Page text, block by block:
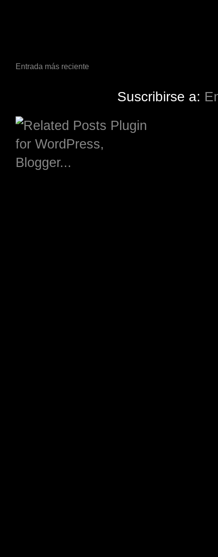
Entrada más reciente
Suscribirse a: